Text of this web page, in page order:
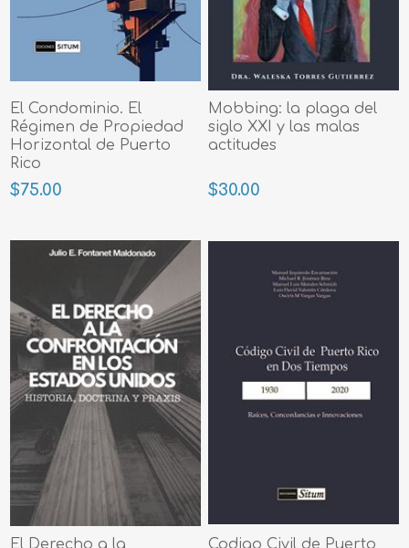
El Condominio. El
Régimen de Propiedad
Horizontal de Puerto
Rico
$75.00
Mobbing: la plaga del
siglo XXI y las malas
actitudes
$30.00
El Derecho a la Codigo Civil de Puerto